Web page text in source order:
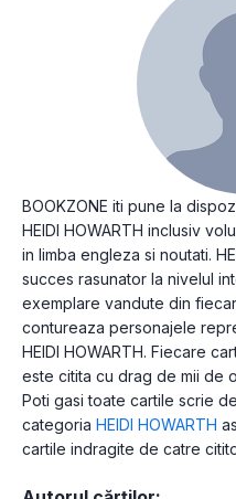
BOOKZONE iti pune la
HEIDI HOWARTH inclusiv
in limba engleza si noutati.
succes rasunator la nivelul
exemplare vandute din
contureaza personajele
HEIDI HOWARTH. Fiecare
este citita cu drag de mii de
Poti gasi toate cartile scrie
categoria HEIDI HOWARTH
cartile indragite de catre